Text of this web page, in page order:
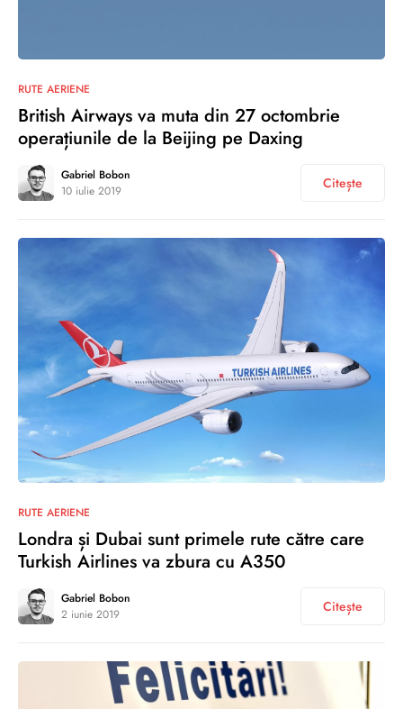
RUTE AERIENE
British Airways va muta din 27 octombrie
operațiunile de la Beijing pe Daxing
Gabriel Bobon
10 iulie 2019
Citește
RUTE AERIENE
Londra și Dubai sunt primele rute către care
Turkish Airlines va zbura cu A350
Gabriel Bobon
2 iunie 2019
Citește